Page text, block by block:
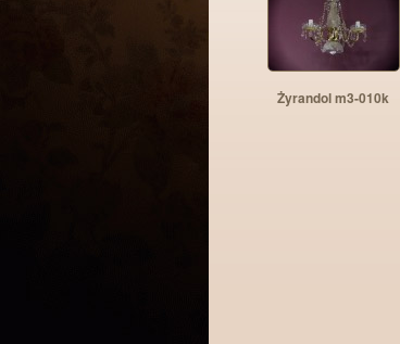
Żyrandol m3-010k